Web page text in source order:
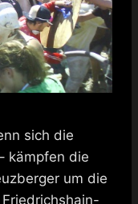
sich die
kämpfen die
um die